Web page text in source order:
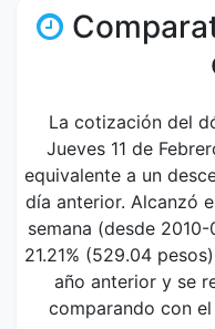
La cotización del
Jueves 11 de
equivalente a un
día anterior. Alcanzó
semana (desde
21.21% (529.04
año anterior y se
comparando con